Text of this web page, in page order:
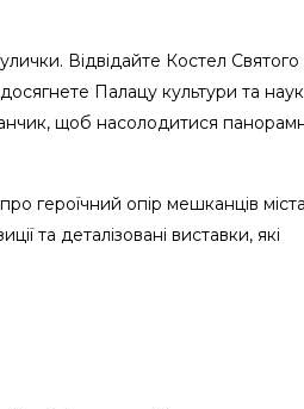
Відвідайте Костел Святого
Палацу культури та
щоб насолодитися
героїчний опір мешканців міста
та деталізовані виставки, які